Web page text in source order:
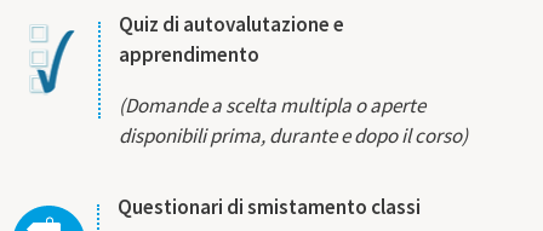
Quiz di autovalutazione e
apprendimento
(Domande a scelta multipla o aperte
disponibili prima, durante e dopo il corso)
Questionari di smistamento classi